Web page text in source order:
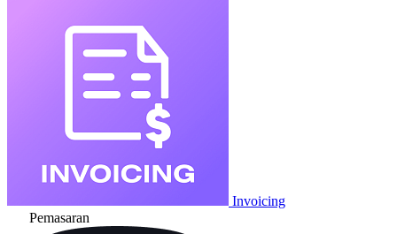
Invoicing
Pemasaran